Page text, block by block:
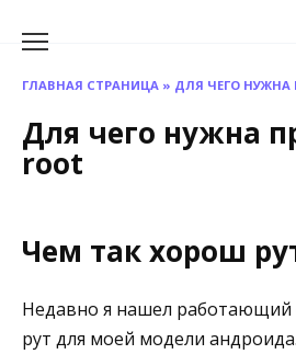
ГЛАВНАЯ СТРАНИЦА » ДЛЯ ЧЕГО НУЖНА
Для чего нужна
root
Чем так хорош
Недавно я нашел
рут для моей модели